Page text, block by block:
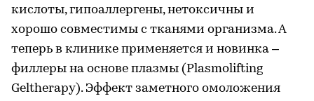
кислоты, гипоаллергены, нетоксичны и
хорошо совместимы с тканями организма. А
теперь в клинике применяется и новинка –
филлеры на основе плазмы (Plasmolifting
Geltherapy). Эффект заметного омоложения